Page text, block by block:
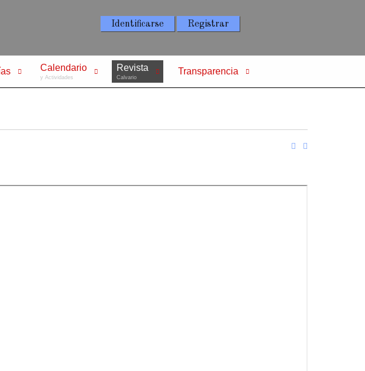
Identificarse
Registrar
Calendario
y Actividades
Revista
Calvario
Transparencia